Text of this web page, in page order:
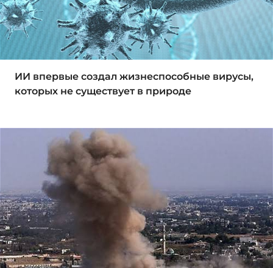
ИИ впервые создал жизнеспособные вирусы,
которых не существует в природе